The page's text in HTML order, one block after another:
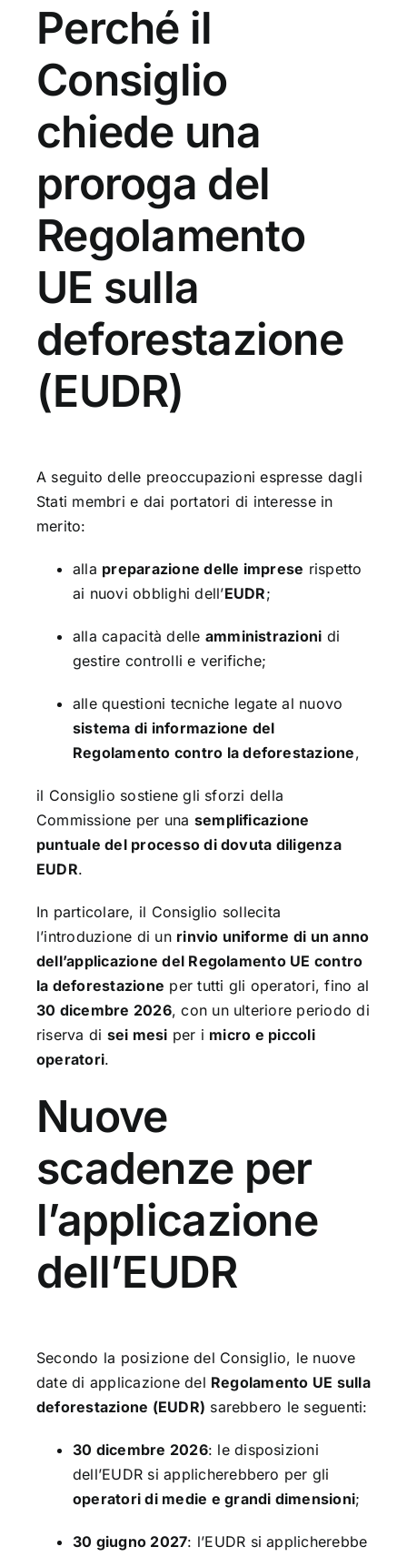
Perché il
Consiglio
chiede una
proroga del
Regolamento
UE sulla
deforestazione
(EUDR)
A seguito delle preoccupazioni espresse dagli
Stati membri e dai portatori di interesse in
merito:
alla preparazione delle imprese rispetto
ai nuovi obblighi dell’EUDR;
alla capacità delle amministrazioni di
gestire controlli e verifiche;
alle questioni tecniche legate al nuovo
sistema di informazione del
Regolamento contro la deforestazione,
il Consiglio sostiene gli sforzi della
Commissione per una semplificazione
puntuale del processo di dovuta diligenza
EUDR.
In particolare, il Consiglio sollecita
l’introduzione di un rinvio uniforme di un anno
dell’applicazione del Regolamento UE contro
la deforestazione per tutti gli operatori, fino al
30 dicembre 2026, con un ulteriore periodo di
riserva di sei mesi per i micro e piccoli
operatori.
Nuove
scadenze per
l’applicazione
dell’EUDR
Secondo la posizione del Consiglio, le nuove
date di applicazione del Regolamento UE sulla
deforestazione (EUDR) sarebbero le seguenti:
30 dicembre 2026: le disposizioni
dell’EUDR si applicherebbero per gli
operatori di medie e grandi dimensioni;
30 giugno 2027: l’EUDR si applicherebbe